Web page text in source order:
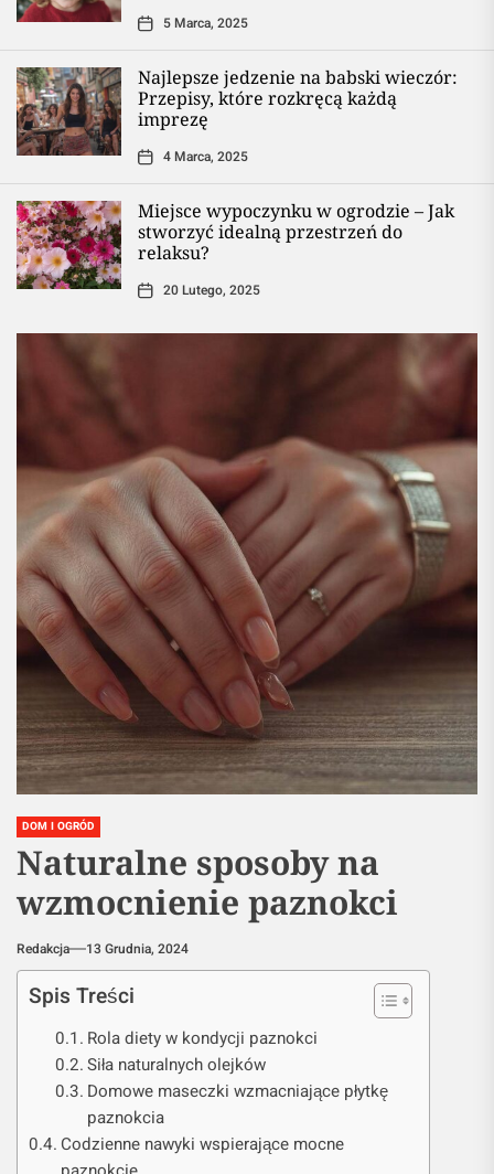
5 Marca, 2025
Najlepsze jedzenie na babski wieczór:
Przepisy, które rozkręcą każdą
imprezę
4 Marca, 2025
Miejsce wypoczynku w ogrodzie – Jak
stworzyć idealną przestrzeń do
relaksu?
20 Lutego, 2025
DOM I OGRÓD
Naturalne sposoby na
wzmocnienie paznokci
Redakcja 13 Grudnia, 2024
Spis Treści
Rola diety w kondycji paznokci
Siła naturalnych olejków
Domowe maseczki wzmacniające płytkę
paznokcia
Codzienne nawyki wspierające mocne